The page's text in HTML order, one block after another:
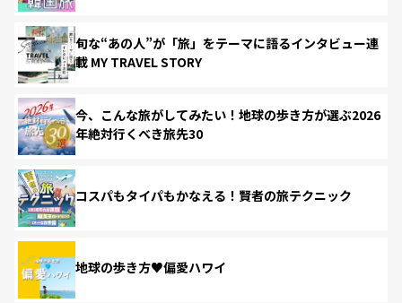
旬な“あの人”が「旅」をテーマに語るインタビュー連
載 MY TRAVEL STORY
今、こんな旅がしてみたい！地球の歩き方が選ぶ2026
年絶対行くべき旅先30
コスパもタイパもかなえる！賢者の旅テクニック
地球の歩き方♥偏愛ハワイ